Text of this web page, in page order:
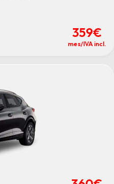
359€
mes/IVA incl.